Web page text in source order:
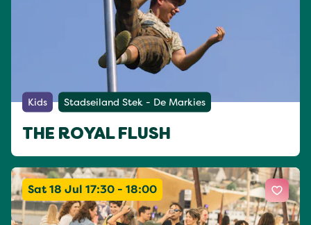
Kids Stadseiland Stek - De Markies
THE ROYAL FLUSH
Sat 18 Jul 17:30 - 18:00